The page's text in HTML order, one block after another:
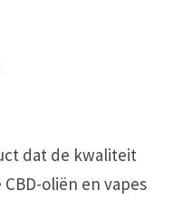
dat de kwaliteit
oliën en vapes